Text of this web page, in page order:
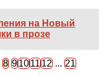
на Новый
в прозе
8 9101112 ... 21